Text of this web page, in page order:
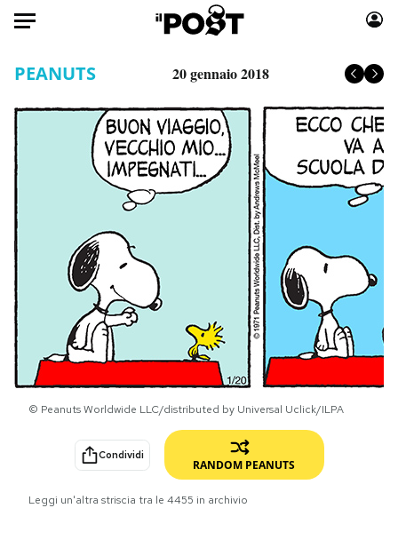
HOME
Mondo
Internet
Scienza
Cultura
Economia
Sport
Moda
Libri
Consumismi
Storie/Idee
Ok Boomer!
Media
Europa
Altrecose
Mondiali calcio 2026
NEWSLETTER
PEANUTS 20 gennaio 2018
© Peanuts Worldwide LLC/distributed by Universal Uclick/ILPA
Condividi
RANDOM PEANUTS
Leggi un'altra striscia tra le 4455 in archivio